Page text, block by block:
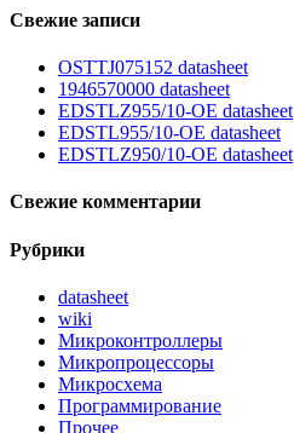
Свежие записи
OSTTJ075152 datasheet
1946570000 datasheet
EDSTLZ955/10-OE datasheet
EDSTL955/10-OE datasheet
EDSTLZ950/10-OE datasheet
Свежие комментарии
Рубрики
datasheet
wiki
Микроконтроллеры
Микропроцессоры
Микросхема
Программирование
Прочее